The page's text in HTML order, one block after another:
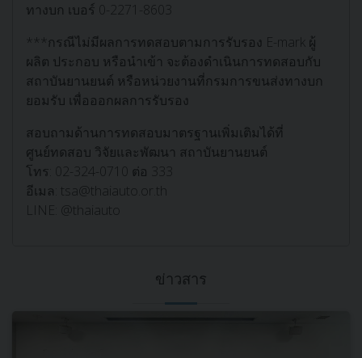
ทางบก เบอร์ 0-2271-8603
***กรณีไม่มีผลการทดสอบตามการรับรอง E-mark ผู้
ผลิต ประกอบ หรือนําเข้า จะต้องดำเนินการทดสอบกับ
สถาบันยานยนต์ หรือหน่วยงานที่กรมการขนส่งทางบก
ยอมรับ เพื่อออกผลการรับรอง
สอบถามด้านการทดสอบมาตรฐานเพิ่มเติมได้ที่
ศูนย์ทดสอบ วิจัยและพัฒนา สถาบันยานยนต์
โทร: 02-324-0710 ต่อ 333
อีเมล: tsa@thaiauto.or.th
LINE: @thaiauto
ข่าวสาร